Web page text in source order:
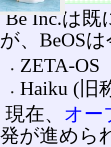
Be Inc.は既
が、BeOS
ZETA-OS
Haiku (旧
現在、 オー
発が進めら